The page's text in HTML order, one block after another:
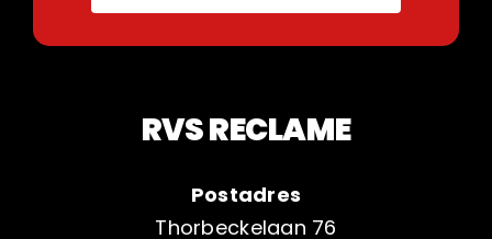
RVS RECLAME
Postadres
Thorbeckelaan 76